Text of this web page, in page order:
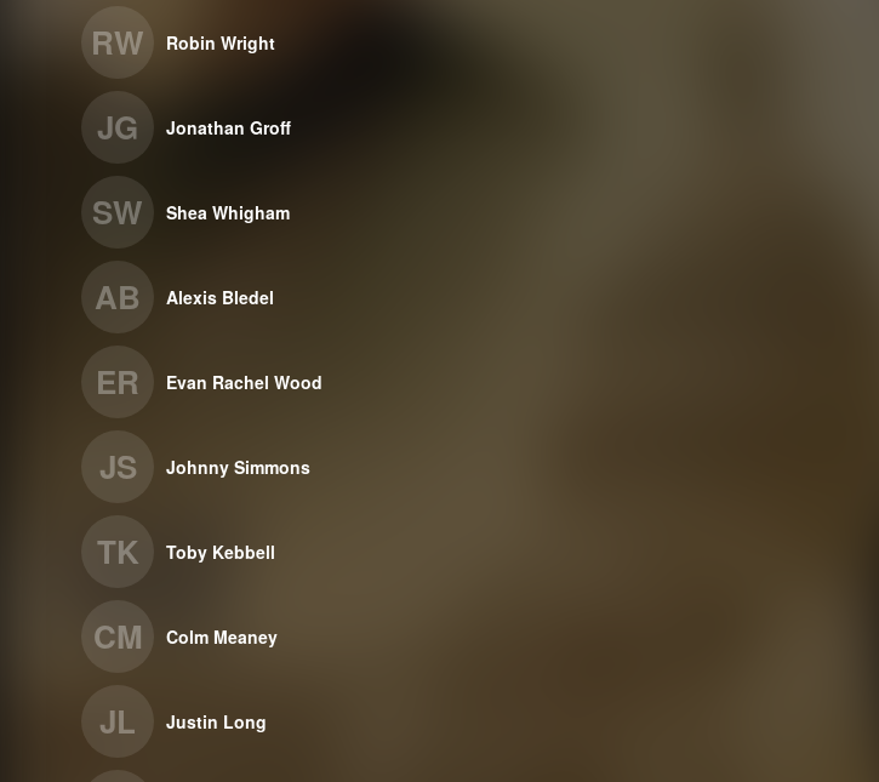
RW Robin Wright
JG Jonathan Groff
SW Shea Whigham
AB Alexis Bledel
ER Evan Rachel Wood
JS Johnny Simmons
TK Toby Kebbell
CM Colm Meaney
JL Justin Long